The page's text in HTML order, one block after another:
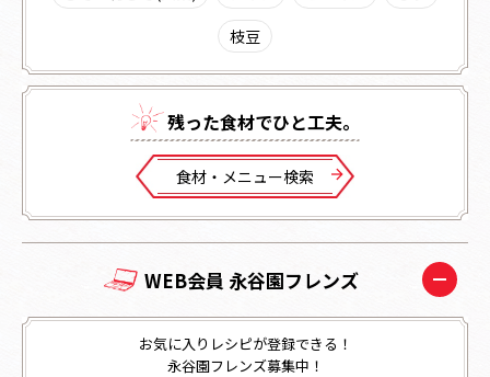
枝豆
残った⾷材でひと⼯夫。
⾷材・メニュー検索
WEB会員 永谷園フレンズ
お気に入りレシピが登録できる！
永谷園フレンズ募集中！